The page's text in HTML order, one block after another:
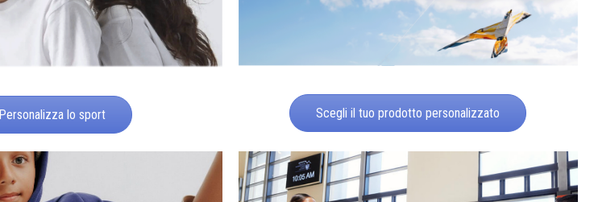
Personalizza lo sport Scegli il tuo prodotto personalizzato